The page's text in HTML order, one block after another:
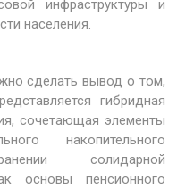
инфраструктуры и
населения.
сделать вывод о том,
гибридная
сочетающая элементы
накопительного
солидарной
основы пенсионного